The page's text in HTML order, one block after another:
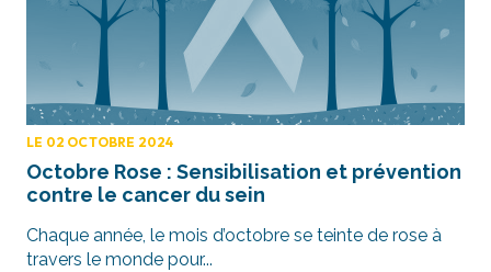
LE 02 OCTOBRE 2024
Octobre Rose : Sensibilisation et prévention
contre le cancer du sein
Chaque année, le mois d’octobre se teinte de rose à
travers le monde pour...